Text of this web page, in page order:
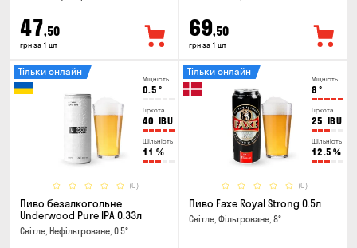
47,50
грн за 1 шт
69,50
грн за 1 шт
Міцність
0.5 °
Гіркота
40 IBU
Щільність
11 %
(0)
Тільки онлайн
Пиво безалкогольне
Underwood Pure IPA 0.33л
Світле, Нефільтроване, 0.5°
Міцність
8 °
Гіркота
25 IBU
Щільність
12.5 %
(0)
Тільки онлайн
Пиво Faxe Royal Strong 0.5л
Світле, Фільтроване, 8°